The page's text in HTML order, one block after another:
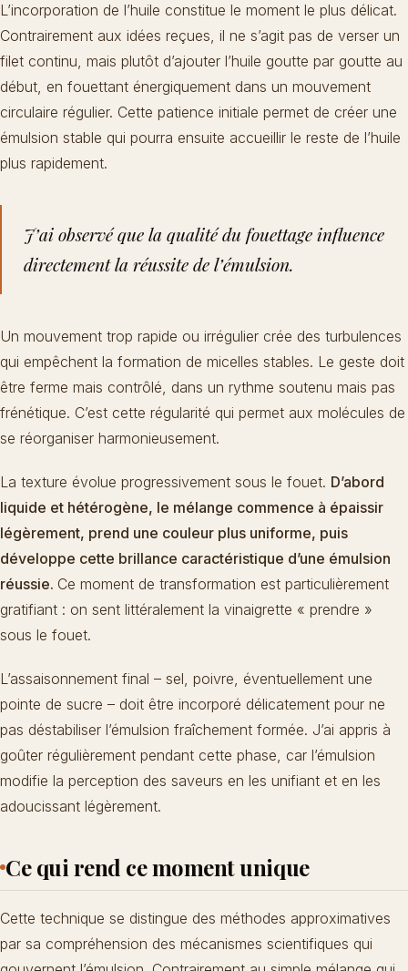
L’incorporation de l’huile constitue le moment le plus délicat.
Contrairement aux idées reçues, il ne s’agit pas de verser un
filet continu, mais plutôt d’ajouter l’huile goutte par goutte au
début, en fouettant énergiquement dans un mouvement
circulaire régulier. Cette patience initiale permet de créer une
émulsion stable qui pourra ensuite accueillir le reste de l’huile
plus rapidement.
J’ai observé que la qualité du fouettage influence
directement la réussite de l’émulsion.
Un mouvement trop rapide ou irrégulier crée des turbulences
qui empêchent la formation de micelles stables. Le geste doit
être ferme mais contrôlé, dans un rythme soutenu mais pas
frénétique. C’est cette régularité qui permet aux molécules de
se réorganiser harmonieusement.
La texture évolue progressivement sous le fouet. D’abord
liquide et hétérogène, le mélange commence à épaissir
légèrement, prend une couleur plus uniforme, puis
développe cette brillance caractéristique d’une émulsion
réussie. Ce moment de transformation est particulièrement
gratifiant : on sent littéralement la vinaigrette « prendre »
sous le fouet.
L’assaisonnement final – sel, poivre, éventuellement une
pointe de sucre – doit être incorporé délicatement pour ne
pas déstabiliser l’émulsion fraîchement formée. J’ai appris à
goûter régulièrement pendant cette phase, car l’émulsion
modifie la perception des saveurs en les unifiant et en les
adoucissant légèrement.
Ce qui rend ce moment unique
Cette technique se distingue des méthodes approximatives
par sa compréhension des mécanismes scientifiques qui